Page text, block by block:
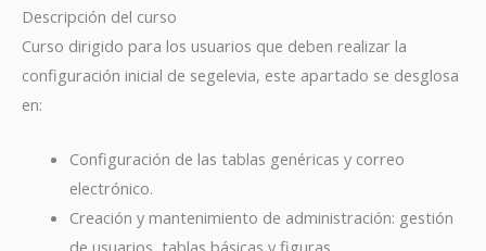
Descripción del curso
Curso dirigido para los usuarios que deben realizar la
configuración inicial de segelevia, este apartado se desglosa
en:
Configuración de las tablas genéricas y correo
electrónico.
Creación y mantenimiento de administración: gestión